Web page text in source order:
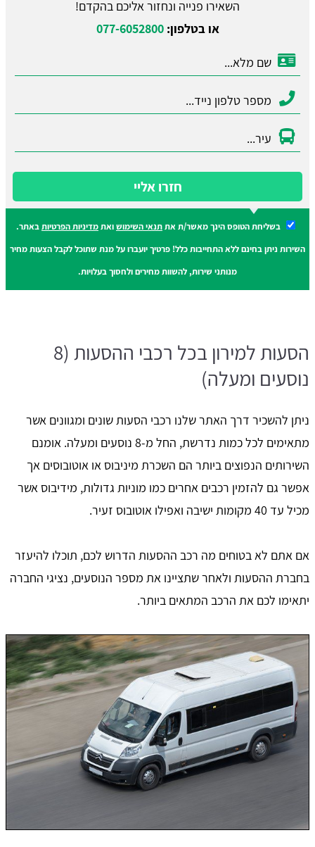
השאירו פנייה ונחזור אליכם בהקדם!
או בטלפון:077-6052800
חזרו אליי
בשליחת הטופס הינך מאשר/ת אתתנאי השימושואתמדיניות הפרטיותבאתר.
השירות ניתן בחינם ללא התחייבות כלל! פרטיך יועברו על מנת שתוכל לקבל הצעות מחיר
מנותני שירות, להשוות מחירים ולחסוך בעלויות.
הסעות למירון בכל רכבי ההסעות (8
נוסעים ומעלה)
ניתן להשכיר דרך האתר שלנו רכבי הסעות שונים ומגוונים אשר
מתאימים לכל כמות נדרשת, החל מ-8 נוסעים ומעלה. אומנם
השירותים הנפוצים ביותר הם השכרת מיניבוס או אוטובוסים אך
אפשר גם להזמין רכבים אחרים כמו מוניות גדולות, מידיבוס אשר
מכיל עד 40 מקומות ישיבה ואפילו אוטובוס זעיר.
אם אתם לא בטוחים מה רכב ההסעות הדרוש לכם, תוכלו להיעזר
בחברת ההסעות ולאחר שתציינו את מספר הנוסעים, נציגי החברה
יתאימו לכם את הרכב המתאים ביותר.